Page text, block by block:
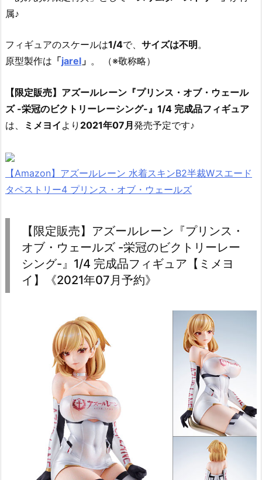
属♪
フィギュアのスケールは1/4で、 サイズは不明。
原型製作は 「jarel 」 。 （※敬称略）
【限定販売】アズールレーン『プリンス・オブ・ウェール
ズ -栄冠のビクトリーレーシング-』1/4 完成品フィギュア
は、
ミメヨイ より 2021年07月発売予定です♪
【Amazon】アズールレーン 水着スキンB2半裁Wスエード
タペストリー4 プリンス・オブ・ウェールズ
【限定販売】アズールレーン『プリンス・
オブ・ウェールズ -栄冠のビクトリーレー
シング-』1/4 完成品フィギュア【ミメヨ
イ】《2021年07月予約》